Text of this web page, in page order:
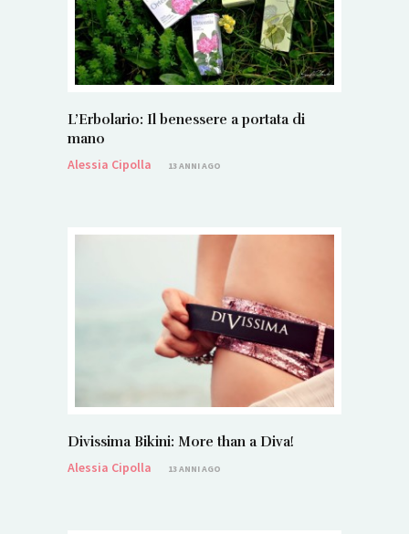
L’Erbolario: Il benessere a portata di
mano
Alessia Cipolla
13 ANNI AGO
Divissima Bikini: More than a Diva!
Alessia Cipolla
13 ANNI AGO